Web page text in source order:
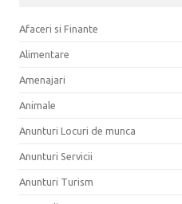
Afaceri si Finante
Alimentare
Amenajari
Animale
Anunturi Locuri de munca
Anunturi Servicii
Anunturi Turism